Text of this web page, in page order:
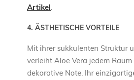
Artikel
4. ÄSTHETISCHE VORTEILE
Mit ihrer sukkulenten Struktur
verleiht Aloe Vera jedem
dekorative Note. Ihr